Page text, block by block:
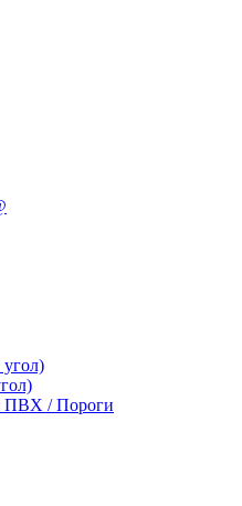
ПВХ / Пороги